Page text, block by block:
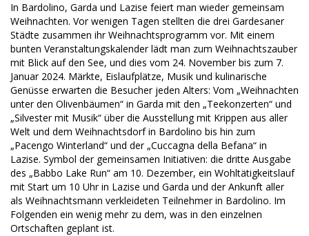
In Bardolino, Garda und Lazise feiert man wieder gemeinsam
Weihnachten. Vor wenigen Tagen stellten die drei Gardesaner
Städte zusammen ihr Weihnachtsprogramm vor. Mit einem
bunten Veranstaltungskalender lädt man zum Weihnachtszauber
mit Blick auf den See, und dies vom 24. November bis zum 7.
Januar 2024. Märkte, Eislaufplätze, Musik und kulinarische
Genüsse erwarten die Besucher jeden Alters: Vom „Weihnachten
unter den Olivenbäumen“ in Garda mit den „Teekonzerten“ und
„Silvester mit Musik“ über die Ausstellung mit Krippen aus aller
Welt und dem Weihnachtsdorf in Bardolino bis hin zum
„Pacengo Winterland“ und der „Cuccagna della Befana“ in
Lazise. Symbol der gemeinsamen Initiativen: die dritte Ausgabe
des „Babbo Lake Run“ am 10. Dezember, ein Wohltätigkeitslauf
mit Start um 10 Uhr in Lazise und Garda und der Ankunft aller
als Weihnachtsmann verkleideten Teilnehmer in Bardolino. Im
Folgenden ein wenig mehr zu dem, was in den einzelnen
Ortschaften geplant ist.